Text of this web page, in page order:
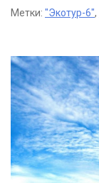
Метки: "Экотур-6",